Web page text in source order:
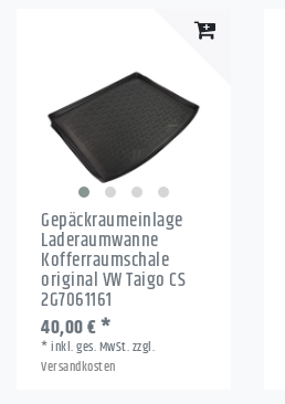
Gepäckraumeinlage
Laderaumwanne
Kofferraumschale
original VW Taigo CS
2G7061161
40,00 € *
*inkl. ges. MwSt.zzgl.
Versandkosten